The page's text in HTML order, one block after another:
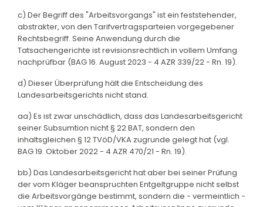
c) Der Begriff des "Arbeitsvorgangs" ist ein feststehender,
abstrakter, von den Tarifvertragsparteien vorgegebener
Rechtsbegriff. Seine Anwendung durch die
Tatsachengerichte ist revisionsrechtlich in vollem Umfang
nachprüfbar (BAG 16. August 2023 - 4 AZR 339/22 - Rn. 19).
d) Dieser Überprüfung hält die Entscheidung des
Landesarbeitsgerichts nicht stand.
aa) Es ist zwar unschädlich, dass das Landesarbeitsgericht
seiner Subsumtion nicht § 22 BAT, sondern den
inhaltsgleichen § 12 TVöD/VKA zugrunde gelegt hat (vgl.
BAG 19. Oktober 2022 - 4 AZR 470/21 - Rn. 19).
bb) Das Landesarbeitsgericht hat aber bei seiner Prüfung
der vom Kläger beanspruchten Entgeltgruppe nicht selbst
die Arbeitsvorgänge bestimmt, sondern die - vermeintlich -